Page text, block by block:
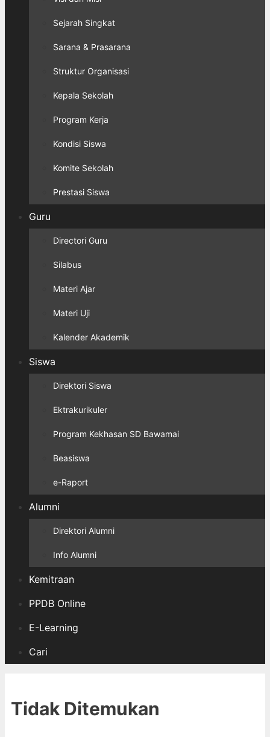
Sejarah Singkat
Sarana & Prasarana
Struktur Organisasi
Kepala Sekolah
Program Kerja
Kondisi Siswa
Komite Sekolah
Prestasi Siswa
Guru
Directori Guru
Silabus
Materi Ajar
Materi Uji
Kalender Akademik
Siswa
Direktori Siswa
Ektrakurikuler
Program Kekhasan SD Bawamai
Beasiswa
e-Raport
Alumni
Direktori Alumni
Info Alumni
Kemitraan
PPDB Online
E-Learning
Cari
Tidak Ditemukan